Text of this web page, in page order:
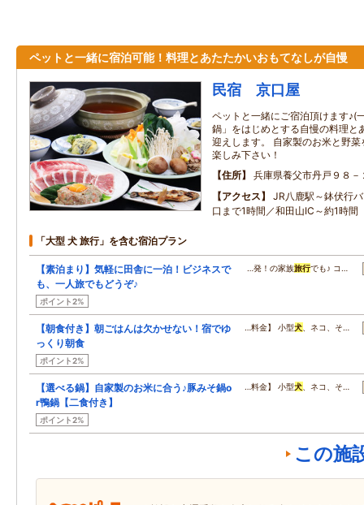
ペットと一緒に宿泊可能！料理とあたたかいおもてなしが自慢
民宿 京口屋
ペットと一緒にご宿泊頂けます♪(
鍋」をはじめとする自慢の料理と
迎えします。 自家製のお米と野
楽しみ下さい！
住所
兵庫県養父市丹戸９８－
アクセス
JR八鹿駅～鉢伏行
口まで1時間／和田山IC～約1時間
「大型 犬 旅行」を含む宿泊プラン
【素泊まり】気軽に田舎に一泊！ビジネスで
も、一人旅でもどうぞ♪
ポイント2%
…発！の家族旅行でも♪ コ…
【朝食付き】朝ごはんは欠かせない！宿でゆ
っくり朝食
ポイント2%
…料金】 小型犬 、ネコ、そ…
【選べる鍋】自家製のお米に合う♪豚みそ鍋o
r鴨鍋【二食付き】
ポイント2%
…料金】 小型犬 、ネコ、そ…
この施